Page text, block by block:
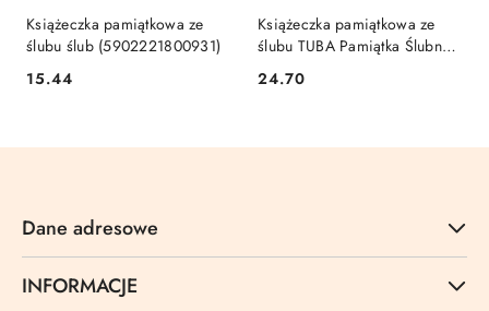
Książeczka pamiątkowa ze
ślubu ślub (5902221800931)
Cena:
15.44
Książeczka pamiątkowa ze
ślubu TUBA Pamiątka Ślubna
BUTELKA Henry
(5905701489534)
Cena:
24.70
Dane adresowe
INFORMACJE